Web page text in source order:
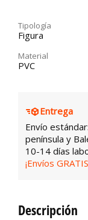
Tipología
Figura
Material
PVC
Entrega
Envío
península y
10-14 días
¡Envíos
Descripción